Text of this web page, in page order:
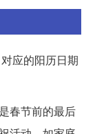
应的阳历日期
春节前的最后